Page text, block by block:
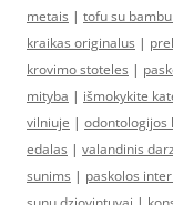
metais | tofu su
kraikas originalus |
krovimo stoteles |
mityba | išmokykite
vilniuje | odontologijos
edalas | valandinis
sunims | paskolos